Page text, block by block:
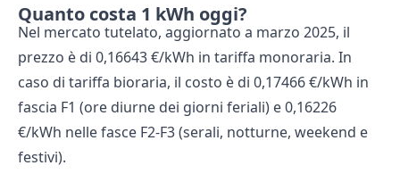
Quanto costa 1 kWh oggi?
Nel mercato tutelato, aggiornato a marzo 2025, il
prezzo è di 0,16643 €/kWh in tariffa monoraria. In
caso di tariffa bioraria, il costo è di 0,17466 €/kWh in
fascia F1 (ore diurne dei giorni feriali) e 0,16226
€/kWh nelle fasce F2-F3 (serali, notturne, weekend e
festivi).